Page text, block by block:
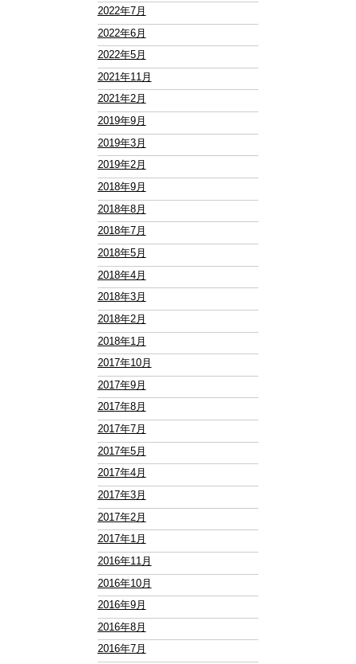
2022年7月
2022年6月
2022年5月
2021年11月
2021年2月
2019年9月
2019年3月
2019年2月
2018年9月
2018年8月
2018年7月
2018年5月
2018年4月
2018年3月
2018年2月
2018年1月
2017年10月
2017年9月
2017年8月
2017年7月
2017年5月
2017年4月
2017年3月
2017年2月
2017年1月
2016年11月
2016年10月
2016年9月
2016年8月
2016年7月